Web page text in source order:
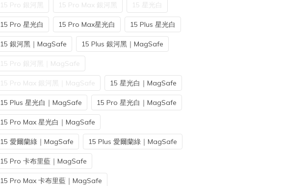
15 Pro 銀河黑 15 Pro Max 銀河黑 15 星光白
15 Pro 星光白 15 Pro Max星光白 15 Plus 星光白
15 銀河黑｜MagSafe 15 Plus 銀河黑｜MagSafe
15 Pro 銀河黑｜MagSafe
15 Pro Max 銀河黑｜MagSafe 15 星光白｜MagSafe
15 Plus 星光白｜MagSafe 15 Pro 星光白｜MagSafe
15 Pro Max 星光白｜MagSafe
15 愛爾蘭綠｜MagSafe 15 Plus 愛爾蘭綠｜MagSafe
15 Pro 卡布里藍｜MagSafe
15 Pro Max 卡布里藍｜MagSafe